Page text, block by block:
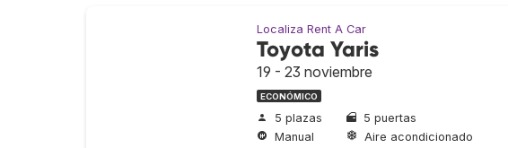
Localiza Rent A Car
Toyota Yaris
19 - 23 noviembre
ECONÓMICO
5 plazas
5 puertas
Manual
Aire acondicionado